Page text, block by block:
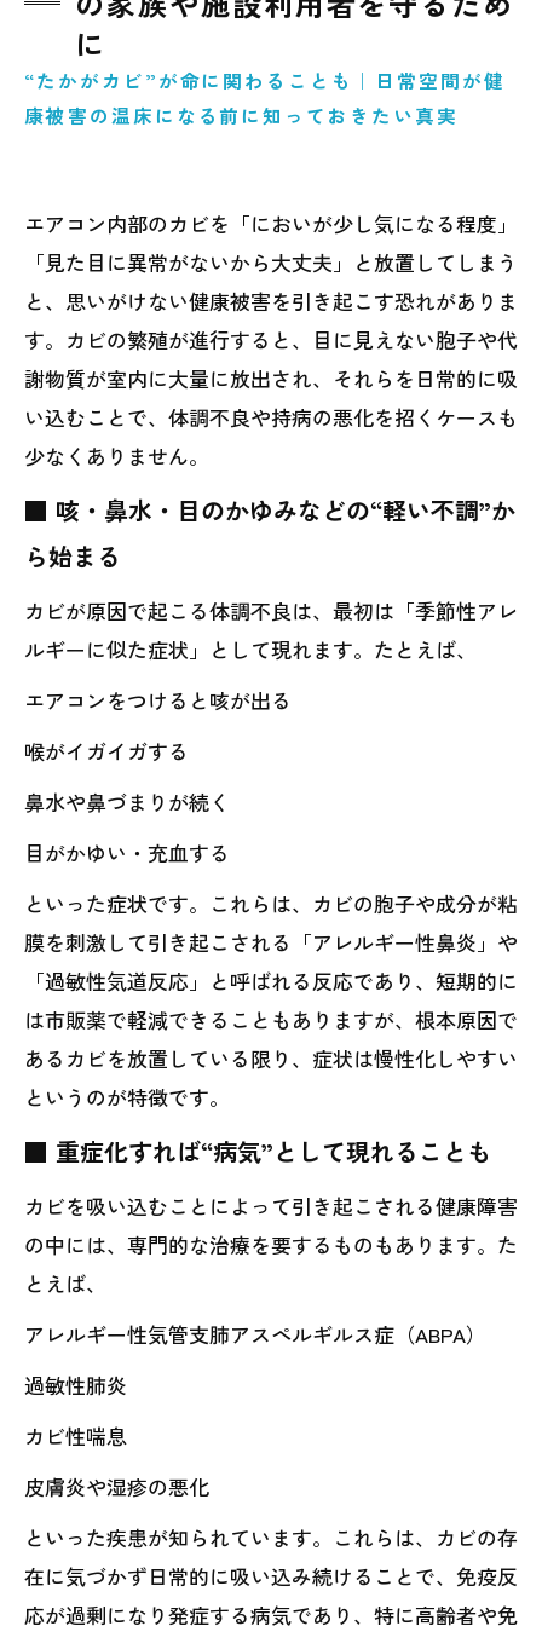
に
“たかがカビ”が命に関わることも｜日常空間が健
康被害の温床になる前に知っておきたい真実
エアコン内部のカビを「においが少し気になる程度」
「見た目に異常がないから大丈夫」と放置してしまう
と、思いがけない健康被害を引き起こす恐れがありま
す。カビの繁殖が進行すると、目に見えない胞子や代
謝物質が室内に大量に放出され、それらを日常的に吸
い込むことで、体調不良や持病の悪化を招くケースも
少なくありません。
■ 咳・鼻水・目のかゆみなどの“軽い不調”か
ら始まる
カビが原因で起こる体調不良は、最初は「季節性アレ
ルギーに似た症状」として現れます。たとえば、
エアコンをつけると咳が出る
喉がイガイガする
鼻水や鼻づまりが続く
目がかゆい・充血する
といった症状です。これらは、カビの胞子や成分が粘
膜を刺激して引き起こされる「アレルギー性鼻炎」や
「過敏性気道反応」と呼ばれる反応であり、短期的に
は市販薬で軽減できることもありますが、根本原因で
あるカビを放置している限り、症状は慢性化しやすい
というのが特徴です。
■ 重症化すれば“病気”として現れることも
カビを吸い込むことによって引き起こされる健康障害
の中には、専門的な治療を要するものもあります。た
とえば、
アレルギー性気管支肺アスペルギルス症（ABPA）
過敏性肺炎
カビ性喘息
皮膚炎や湿疹の悪化
といった疾患が知られています。これらは、カビの存
在に気づかず日常的に吸い込み続けることで、免疫反
応が過剰になり発症する病気であり、特に高齢者や免